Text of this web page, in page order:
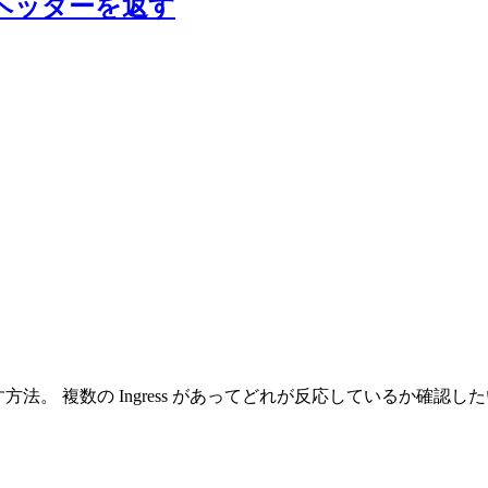
ッダーを返す
法。 複数の Ingress があってどれが反応しているか確認した